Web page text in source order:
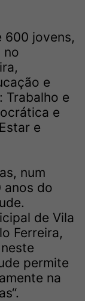
600 jovens,
no
e
Trabalho e
e
e
num
anos do
de Vila
Ferreira,
permite
na